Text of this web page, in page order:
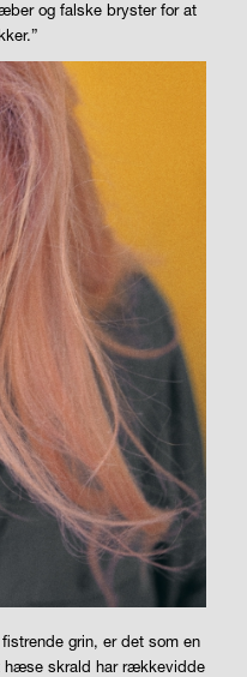
og falske bryster for at
grin, er det som en
hæse skrald har rækkevidde